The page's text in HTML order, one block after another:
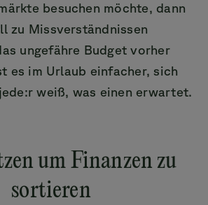
besuchen möchte, dann
zu Missverständnissen
ungefähre Budget vorher
es im Urlaub einfacher, sich
weiß, was einen erwartet.
um Finanzen zu
sortieren